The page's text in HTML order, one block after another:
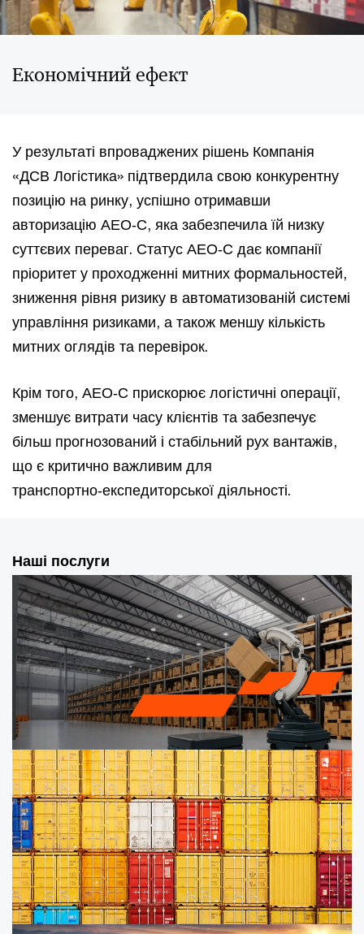
Економічний ефект
У результаті впроваджених рішень Компанія
«ДСВ Логістика» підтвердила свою конкурентну
позицію на ринку, успішно отримавши
авторизацію АЕО‑С, яка забезпечила їй низку
суттєвих переваг. Статус АЕО‑С дає компанії
пріоритет у проходженні митних формальностей,
зниження рівня ризику в автоматизованій системі
управління ризиками, а також меншу кількість
митних оглядів та перевірок.
Крім того, АЕО‑С прискорює логістичні операції,
зменшує витрати часу клієнтів та забезпечує
більш прогнозований і стабільний рух вантажів,
що є критично важливим для
транспортно‑експедиторської діяльності.
Наші послуги
Дослідження ринку 3PL-логістики
в Україні